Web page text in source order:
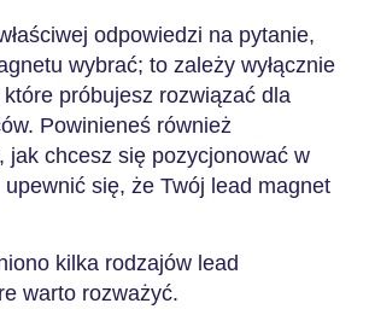
odpowiedzi na pytanie,
wybrać; to zależy wyłącznie
próbujesz rozwiązać dla
Powinieneś również
jak chcesz się pozycjonować w
się, że Twój lead magnet
kilka rodzajów lead
warto rozważyć.